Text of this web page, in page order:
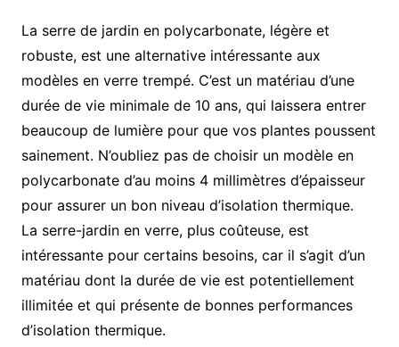
La serre de jardin en polycarbonate, légère et
robuste, est une alternative intéressante aux
modèles en verre trempé. C’est un matériau d’une
durée de vie minimale de 10 ans, qui laissera entrer
beaucoup de lumière pour que vos plantes poussent
sainement. N’oubliez pas de choisir un modèle en
polycarbonate d’au moins 4 millimètres d’épaisseur
pour assurer un bon niveau d’isolation thermique.
La serre-jardin en verre, plus coûteuse, est
intéressante pour certains besoins, car il s’agit d’un
matériau dont la durée de vie est potentiellement
illimitée et qui présente de bonnes performances
d’isolation thermique.